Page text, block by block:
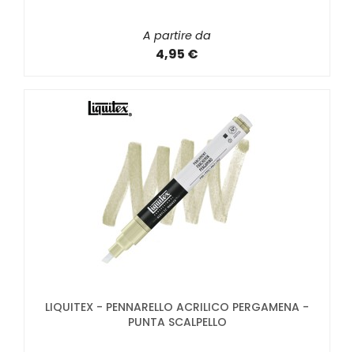
A partire da
4,95 €
LIQUITEX - PENNARELLO ACRILICO PERGAMENA -
PUNTA SCALPELLO